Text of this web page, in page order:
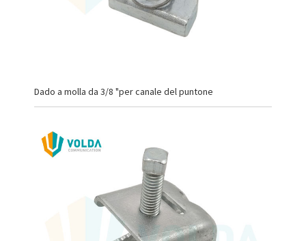
Dado a molla da 3/8 "per canale del puntone